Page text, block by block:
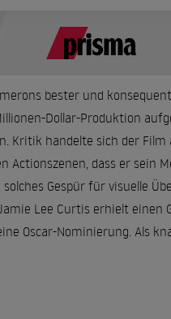
bester und
Dollar-Produktion
Kritik handelte sich der
Actionszenen, dass er sein
Gespür für visuelle
Lee Curtis erhielt einen
Oscar-Nominierung. Als